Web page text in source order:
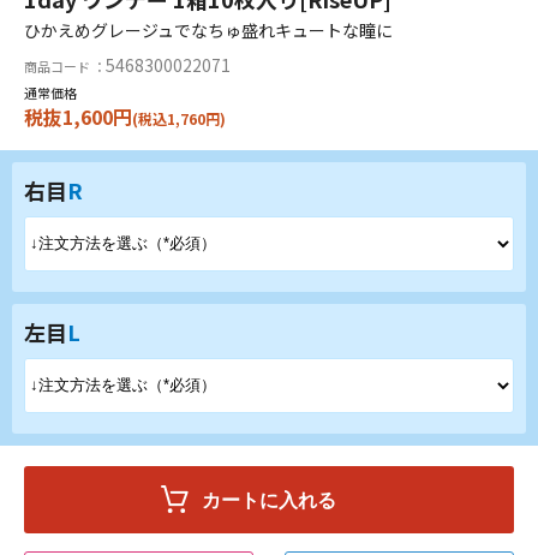
ひかえめグレージュでなちゅ盛れキュートな瞳に
商品コード ： 5468300022071
通常価格
税抜1,600円(税込1,760円)
右目R
左目L